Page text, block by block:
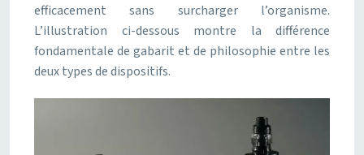
efficacement sans surcharger l’organisme.
L’illustration ci-dessous montre la différence
fondamentale de gabarit et de philosophie entre les
deux types de dispositifs.